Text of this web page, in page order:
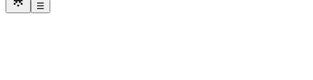
☰